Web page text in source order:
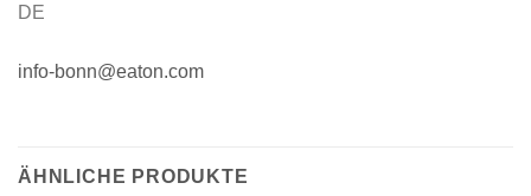
DE
info-bonn@eaton.com
ÄHNLICHE PRODUKTE